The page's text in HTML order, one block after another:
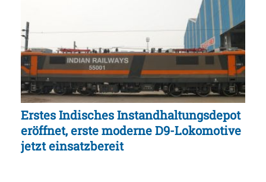
Erstes Indisches Instandhaltungsdepot
eröffnet, erste moderne D9-Lokomotive
jetzt einsatzbereit